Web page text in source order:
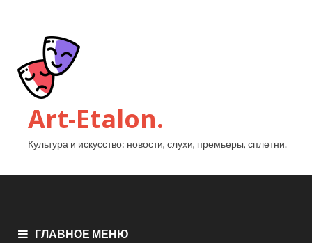
Art-Etalon.
Культура и искусство: новости, слухи, премьеры, сплетни.
ГЛАВНОЕ МЕНЮ